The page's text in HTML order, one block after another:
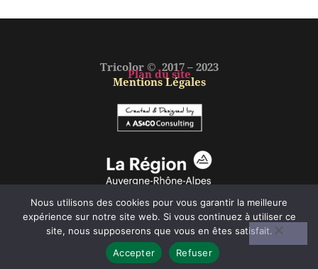
Tricolor © 2017 – 2023
Plan du site
Mentions Légales
Nous utilisons des cookies pour vous garantir la meilleure
expérience sur notre site web. Si vous continuez à utiliser ce
site, nous supposerons que vous en êtes satisfait.
Accepter
Refuser